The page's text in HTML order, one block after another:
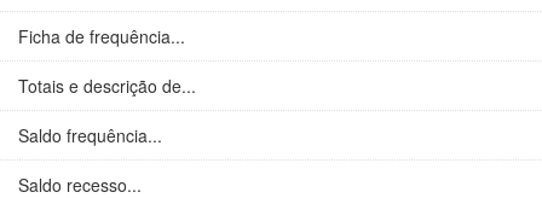
Ficha de frequência...
Totais e descrição de...
Saldo frequência...
Saldo recesso...